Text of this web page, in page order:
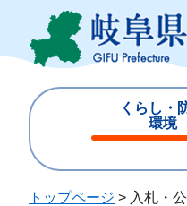
ジ
ュ
くらし・
環境
じ
トップページ > 入札・